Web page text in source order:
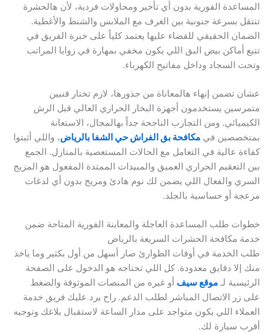
المساعدة الفورية بدون أي تأخير ومحاولات فردية، لأن هالحشرة
تنتقل بسرعة جنونية بين الغرف مع الملابس والشنط والأغطية.
الضمان الحقيقي للقضاء عليها يعتمد كلياً على خبرة الفريق في
تتبع أماكن بيض البق اللي يكون مخفي بمهارة في زوايا المراتب
وتحت السجاد وداخل مفاتيح الكهرباء.
عشان تضمن إنهاء هالمعاناة من جذورها، لازم تختار فنيين
متمرسين يستخدمون أجهزة البخار الحراري العالي قبل الرش
الكيميائي. ومن التجارب الناجحة جداً بهالمجال، الاستعانة
بمتخصصين في مكافحة بق الفراش حي الشفا بالرياض، واللي أثبتوا
كفاءة عالية في التعامل مع الحالات المستعصية بالمنازل. الجمع
بين التعقيم الحراري العميق والمبيدات الممتدة المفعول هو المزيج
السري والفعال اللي يضمن لك نوم هادئ ومريح بدون أي لدغات
مزعجة أو حساسية بالجلد.
خطوات طلب المساعدة العاجلة والمعاينة الفورية المتاحة ضمن
خدمة مكافحة الحشرات السريعة بالرياض
طلب الخدمة في أوقات الطوارئ صار أسهل من أول بكثير وما ياخذ
منك إلا دقايق معدودة. كل اللي تحتاجه هو الدخول على الصفحة
الرئيسية لـ موقع سيف أو غيره من المنصات الموثوقة والضغط
على زر الاتصال المباشر لطلب الدعم. راح يرد عليك فريق خدمة
العملاء اللي يكون متواجد على مدار الساعة لاستقبال بلاغك وتوجيه
أقرب سيارة لك.